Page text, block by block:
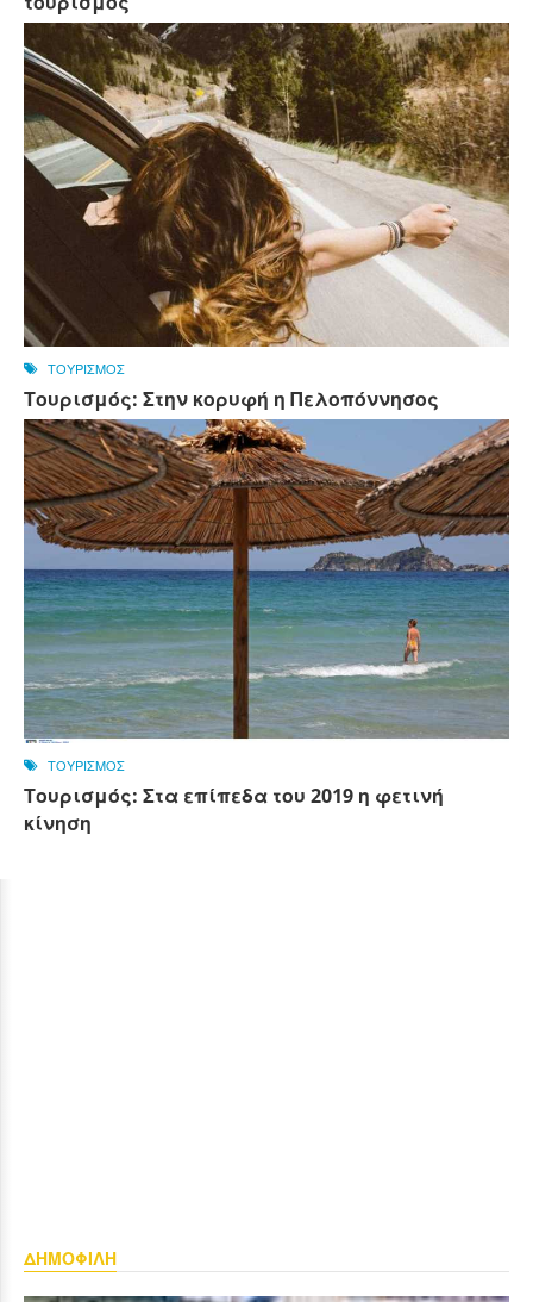
ΤΟΥΡΙΣΜΟΣ
Τουρισμός: Στην κορυφή η Πελοπόννησος
ΤΟΥΡΙΣΜΟΣ
Τουρισμός: Στα επίπεδα του 2019 η φετινή
κίνηση
ΔΗΜΟΦΙΛΗ